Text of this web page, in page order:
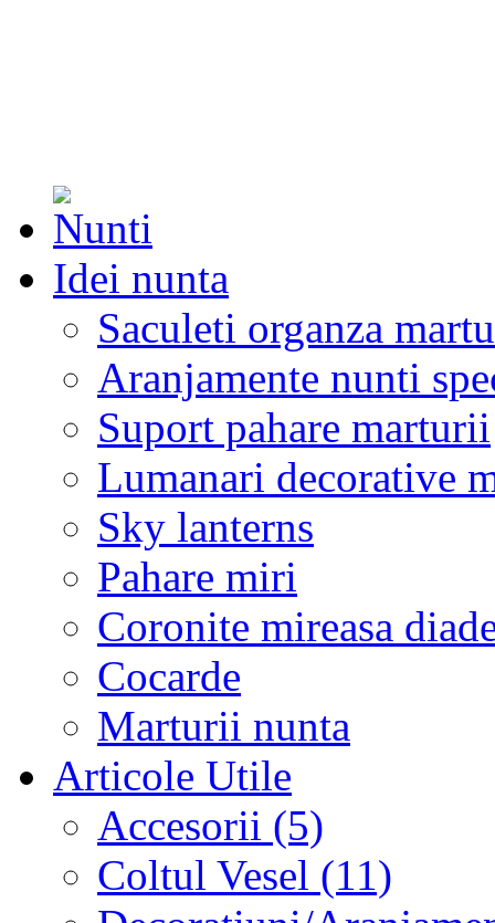
Idei nunta
Saculeti organza
Aranjamente nunti
Suport pahare marturii
Lumanari decorative
Sky lanterns
Pahare miri
Coronite mireasa
Cocarde
Marturii nunta
Articole Utile
Accesorii (5)
Coltul Vesel (11)